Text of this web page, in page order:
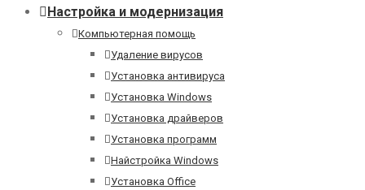
Настройка и модернизация
Компьютерная помощь
Удаление вирусов
Установка антивируса
Установка Windows
Установка драйверов
Установка программ
Найстройка Windows
Установка Office